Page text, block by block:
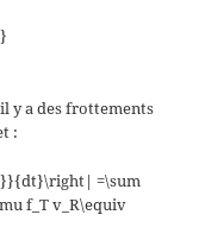
y a des frottements
:
=\sum
f_T v_R\equiv